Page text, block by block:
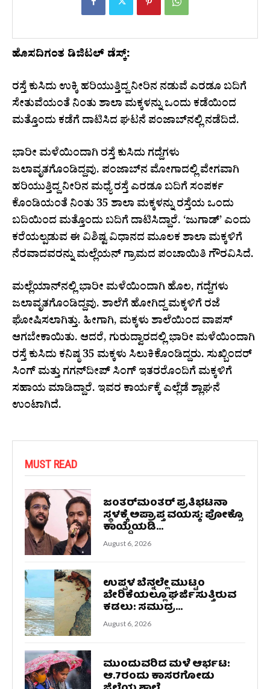
ಹೊಸದಿಗಂತ ಡಿಜಿಟಲ್‌ ಡೆಸ್ಕ್‌:
ರಸ್ತೆ ಕುಸಿದು ಉಕ್ಕಿ ಹರಿಯುತ್ತಿದ್ದ ನೀರಿನ ನಡುವೆ ಎರಡೂ ಬದಿಗೆ
ಸೇತುವೆಯಂತೆ ನಿಂತು ಶಾಲಾ ಮಕ್ಕಳನ್ನು ಒಂದು ಕಡೆಯಿಂದ
ಮತ್ತೊಂದು ಕಡೆಗೆ ದಾಟಿಸಿದ ಘಟನೆ ಪಂಜಾಬ್‌ನಲ್ಲಿ ನಡೆದಿದೆ.
ಭಾರೀ ಮಳೆಯಿಂದಾಗಿ ರಸ್ತೆ ಕುಸಿದು ಗದ್ದೆಗಳು
ಜಲಾವೃತಗೊಂಡಿದ್ದವು. ಪಂಜಾಬ್‌ನ ಮೋಗಾದಲ್ಲಿ ವೇಗವಾಗಿ
ಹರಿಯುತ್ತಿದ್ದ ನೀರಿನ ಮಧ್ಯೆ ರಸ್ತೆ ಎರಡೂ ಬದಿಗೆ ಸಂಪರ್ಕ
ಕೊಂಡಿಯಂತೆ ನಿಂತು 35 ಶಾಲಾ ಮಕ್ಕಳನ್ನು ರಸ್ತೆಯ ಒಂದು
ಬದಿಯಿಂದ ಮತ್ತೊಂದು ಬದಿಗೆ ದಾಟಿಸಿದ್ದಾರೆ. ‘ಜುಗಾಡ್’ ಎಂದು
ಕರೆಯಲ್ಪಡುವ ಈ ವಿಶಿಷ್ಟ ವಿಧಾನದ ಮೂಲಕ ಶಾಲಾ ಮಕ್ಕಳಿಗೆ
ನೆರವಾದವರನ್ನು ಮಲ್ಲೆಯನ್ ಗ್ರಾಮದ ಪಂಚಾಯಿತಿ ಗೌರವಿಸಿದೆ.
ಮಲ್ಲೆಯಾನ್‌ನಲ್ಲಿ ಭಾರೀ ಮಳೆಯಿಂದಾಗಿ ಹೊಲ, ಗದ್ದೆಗಳು
ಜಲಾವೃತಗೊಂಡಿದ್ದವು. ಶಾಲೆಗೆ ಹೋಗಿದ್ದ ಮಕ್ಕಳಿಗೆ ರಜೆ
ಘೋಷಿಸಲಾಗಿತ್ತು. ಹೀಗಾಗಿ, ಮಕ್ಕಳು ಶಾಲೆಯಿಂದ ವಾಪಸ್‌
ಆಗಬೇಕಾಯಿತು. ಆದರೆ, ಗುರುದ್ವಾರದಲ್ಲಿ ಭಾರೀ ಮಳೆಯಿಂದಾಗಿ
ರಸ್ತೆ ಕುಸಿದು ಕನಿಷ್ಠ 35 ಮಕ್ಕಳು ಸಿಲುಕಿಕೊಂಡಿದ್ದರು. ಸುಖ್ಬಿಂದರ್
ಸಿಂಗ್ ಮತ್ತು ಗಗನ್‌ದೀಪ್ ಸಿಂಗ್ ಇತರರೊಂದಿಗೆ ಮಕ್ಕಳಿಗೆ
ಸಹಾಯ ಮಾಡಿದ್ದಾರೆ. ಇವರ ಕಾರ್ಯಕ್ಕೆ ಎಲ್ಲೆಡೆ ಶ್ಲಾಘನೆ
ಉಂಟಾಗಿದೆ.
MUST READ
ಜಂತರ್‌ಮಂತರ್‌ ಪ್ರತಿಭಟನಾ
ಸ್ಥಳಕ್ಕೆ ಅಪ್ರಾಪ್ತ ವಯಸ್ಕ: ಪೋಕ್ಸೊ
ಕಾಯ್ದೆಯಡಿ...
August 6, 2026
ಉಪ್ಪಳ ಬೆನ್ನಲ್ಲೇ ಮುಟ್ಟಂ
ಬೇರಿಕೆಯಲ್ಲೂ ಘರ್ಜಿಸುತ್ತಿರುವ
ಕಡಲು: ಸಮುದ್ರ...
August 6, 2026
ಮುಂದುವರಿದ ಮಳೆ ಆರ್ಭಟ:
ಆ.7ರಂದು ಕಾಸರಗೋಡು